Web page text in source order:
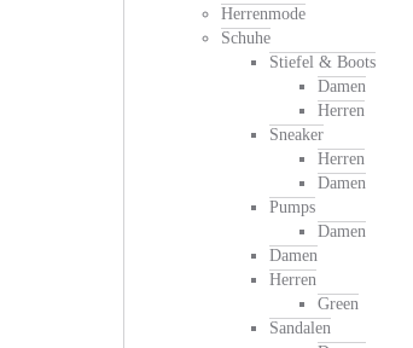
Herrenmode
Schuhe
Stiefel & Boots
Damen
Herren
Sneaker
Herren
Damen
Pumps
Damen
Damen
Herren
Green
Sandalen